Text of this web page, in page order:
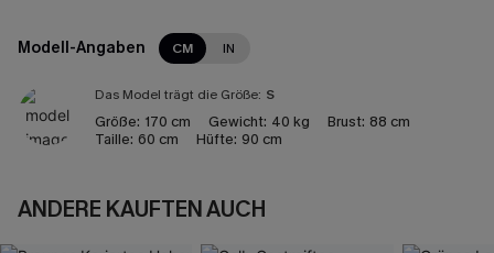
Modell-Angaben CM IN
Das Model trägt die Größe: S
Größe: 170 cm Gewicht: 40 kg Brust: 88 cm
Taille: 60 cm Hüfte: 90 cm
ANDERE KAUFTEN AUCH